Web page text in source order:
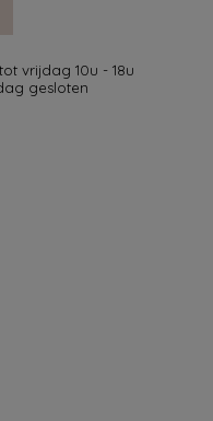
vrijdag 10u - 18u
gesloten